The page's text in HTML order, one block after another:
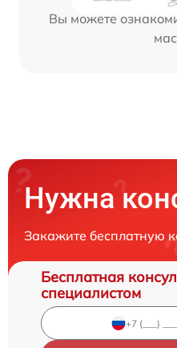
Вы можете
Нужна
Закажите бесплатную
Бесплатная
специалистом